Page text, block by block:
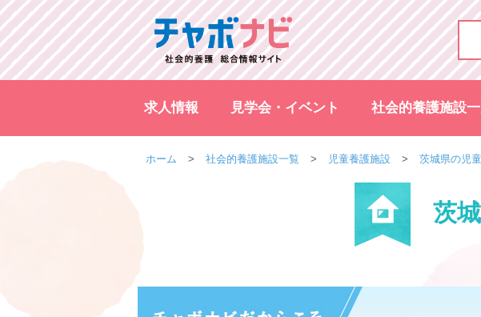
求人情報 見学会・イベント 社会的養護施設
ホーム 社会的養護施設一覧 児童養護施設 茨城県の児
茨